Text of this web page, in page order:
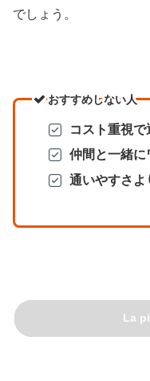
でしょう。
おすすめしない人
コスト重視で
仲間と一緒に
通いやすさよ
La